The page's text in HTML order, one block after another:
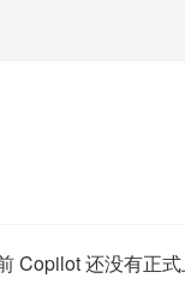
还没有正